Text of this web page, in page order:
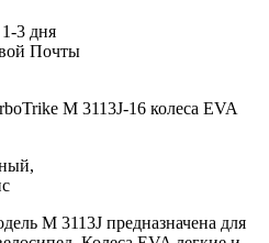
3 дня
Почты
M 3113J-16 колеса EVA
M 3113J предназначена для